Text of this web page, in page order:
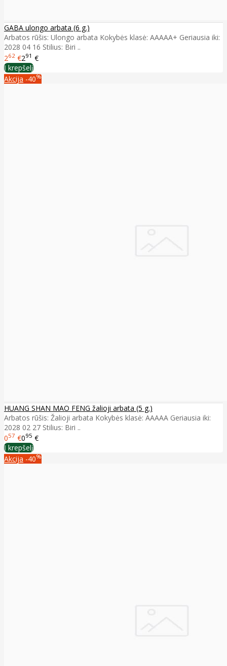
GABA ulongo arbata (6 g.)
Arbatos rūšis: Ulongo arbata Kokybės klasė: AAAAA+ Geriausia iki:
2028 04 16 Stilius: Biri ..
262 €291 €
Į krepšelį
Akcija -40%
HUANG SHAN MAO FENG žalioji arbata (5 g.)
Arbatos rūšis: Žalioji arbata Kokybės klasė: AAAAA Geriausia iki:
2028 02 27 Stilius: Biri ..
057 €095 €
Į krepšelį
Akcija -40%